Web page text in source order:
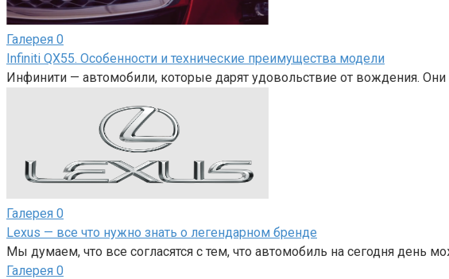
Галерея 0
Infiniti QX55. Особенности и технические преимущества модели
Инфинити — автомобили, которые дарят удовольствие от вождения. Они
Галерея 0
Lexus — все что нужно знать о легендарном бренде
Мы думаем, что все согласятся с тем, что автомобиль на сегодня день
Галерея 0